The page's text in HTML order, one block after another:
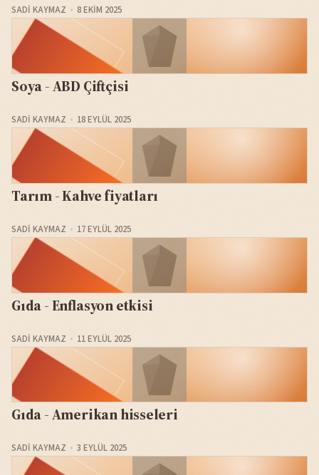
SADI KAYMAZ 8 EKIM 2025
Soya - ABD Çiftçisi
SADI KAYMAZ 18 EYLÜL 2025
Tarım - Kahve fiyatları
SADI KAYMAZ 17 EYLÜL 2025
Gıda - Enflasyon etkisi
SADI KAYMAZ 11 EYLÜL 2025
Gıda - Amerikan hisseleri
SADI KAYMAZ 3 EYLÜL 2025